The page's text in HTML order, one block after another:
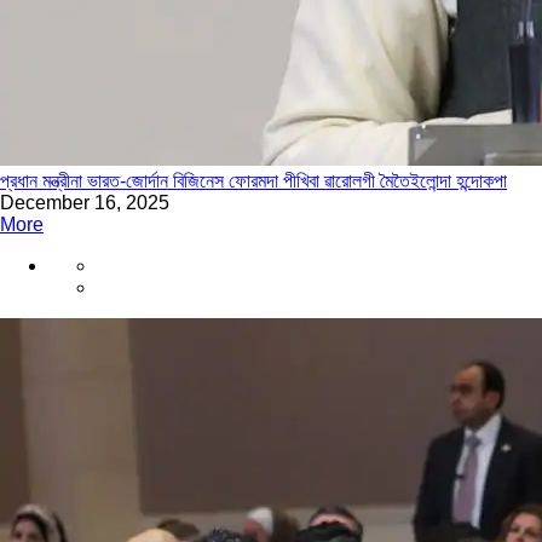
প্রধান মন্ত্রীনা ভারত-জোর্দান বিজিনেস ফোরমদা পীখিবা ৱারোলগী মৈতৈইলোন্দা হন্দোকপা
December 16, 2025
More